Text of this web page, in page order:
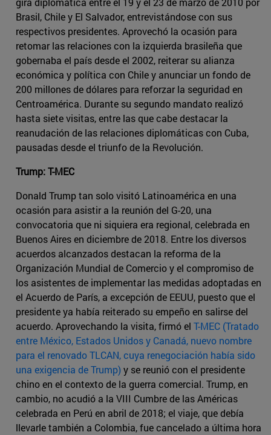
Brasil, Chile y El Salvador, entrevistándose con sus
respectivos presidentes. Aprovechó la ocasión para
retomar las relaciones con la izquierda brasileña que
gobernaba el país desde el 2002, reiterar su alianza
económica y política con Chile y anunciar un fondo de
200 millones de dólares para reforzar la seguridad en
Centroamérica. Durante su segundo mandato realizó
hasta siete visitas, entre las que cabe destacar la
reanudación de las relaciones diplomáticas con Cuba,
pausadas desde el triunfo de la Revolución.
Trump: T-MEC
Donald Trump tan solo visitó Latinoamérica en una
ocasión para asistir a la reunión del G-20, una
convocatoria que ni siquiera era regional, celebrada en
Buenos Aires en diciembre de 2018. Entre los diversos
acuerdos alcanzados destacan la reforma de la
Organización Mundial de Comercio y el compromiso de
los asistentes de implementar las medidas adoptadas en
el Acuerdo de París, a excepción de EEUU, puesto que el
presidente ya había reiterado su empeño en salirse del
acuerdo. Aprovechando la visita, firmó el T-MEC (Tratado
entre México, Estados Unidos y Canadá, nuevo nombre
para el renovado TLCAN, cuya renegociación había sido
una exigencia de Trump)y se reunió con el presidente
chino en el contexto de la guerra comercial. Trump, en
cambio, no acudió a la VIII Cumbre de las Américas
celebrada en Perú en abril de 2018; el viaje, que debía
llevarle también a Colombia, fue cancelado a última hora